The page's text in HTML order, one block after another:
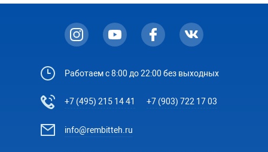
Работаем с 8:00 до 22:00 без выходных
+7 (495) 215 14 41 +7 (903) 722 17 03
info@rembitteh.ru